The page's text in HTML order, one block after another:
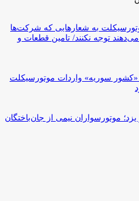
به شعارهایی که شرکت‌ها
توجه نکنند/ تامین قطعات و
سوریه» واردات موتورسیکلت
موتورسواران نیمی از جان‌باختگان